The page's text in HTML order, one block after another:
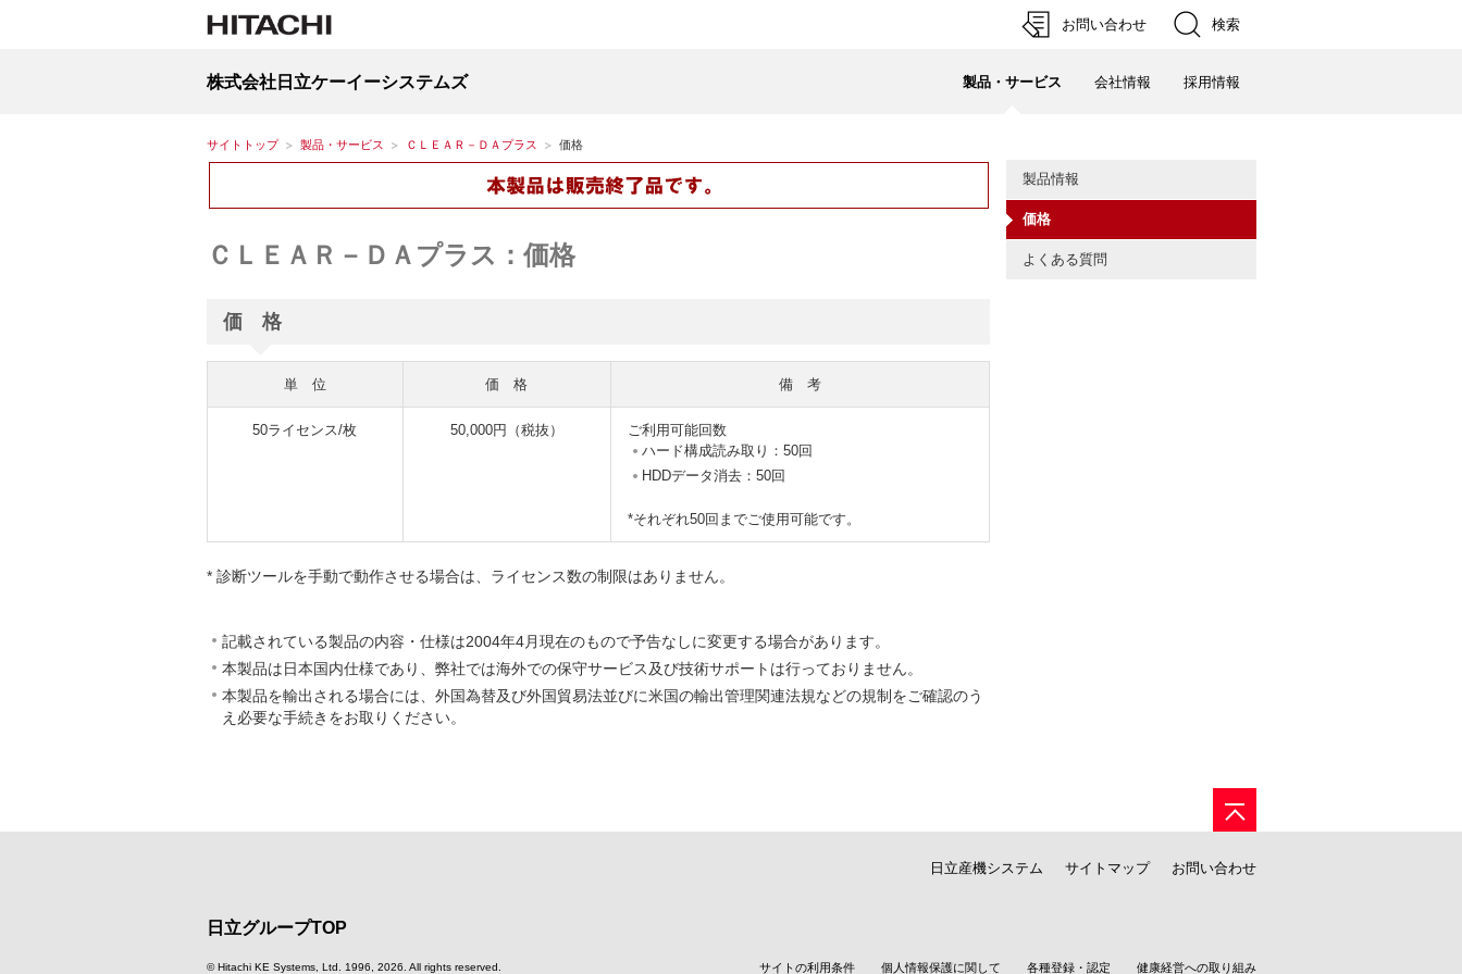
お問い合わせ 検索
株式会社日立ケーイーシステムズ 製品・サービス 会社情報 採用情報
サイトトップ 製品・サービス ＣＬＥＡＲ－ＤＡプラス 価格
ＣＬＥＡＲ－ＤＡプラス：価格
価 格
単 位 価 格 備 考
50ライセンス/枚 50,000円（税抜）
ご利用可能回数
ハード構成読み取り：50回
HDDデータ消去：50回
*それぞれ50回までご使用可能です。
* 診断ツールを手動で動作させる場合は、ライセンス数の制限はありません。
記載されている製品の内容・仕様は2004年4月現在のもので予告なしに変更する場合があります。
本製品は日本国内仕様であり、弊社では海外での保守サービス及び技術サポートは行っておりません。
本製品を輸出される場合には、外国為替及び外国貿易法並びに米国の輸出管理関連法規などの規制をご確認のう
え必要な手続きをお取りください。
製品情報
価格
よくある質問
日立産機システム サイトマップ お問い合わせ
日立グループTOP
サイトの利用条件 個人情報保護に関して 各種登録・認定 健康経営への取り組み
© Hitachi KE Systems, Ltd. 1996, 2026. All rights reserved.